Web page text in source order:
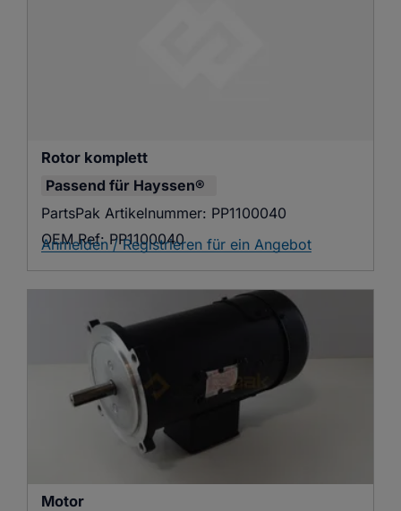
Rotor komplett
Passend für Hayssen®
PartsPak Artikelnummer: PP1100040
OEM Ref: PP1100040
Anmelden / Registrieren für ein Angebot
Motor